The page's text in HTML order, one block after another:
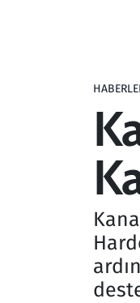
Savunma Sanayi
Teknoloji ve